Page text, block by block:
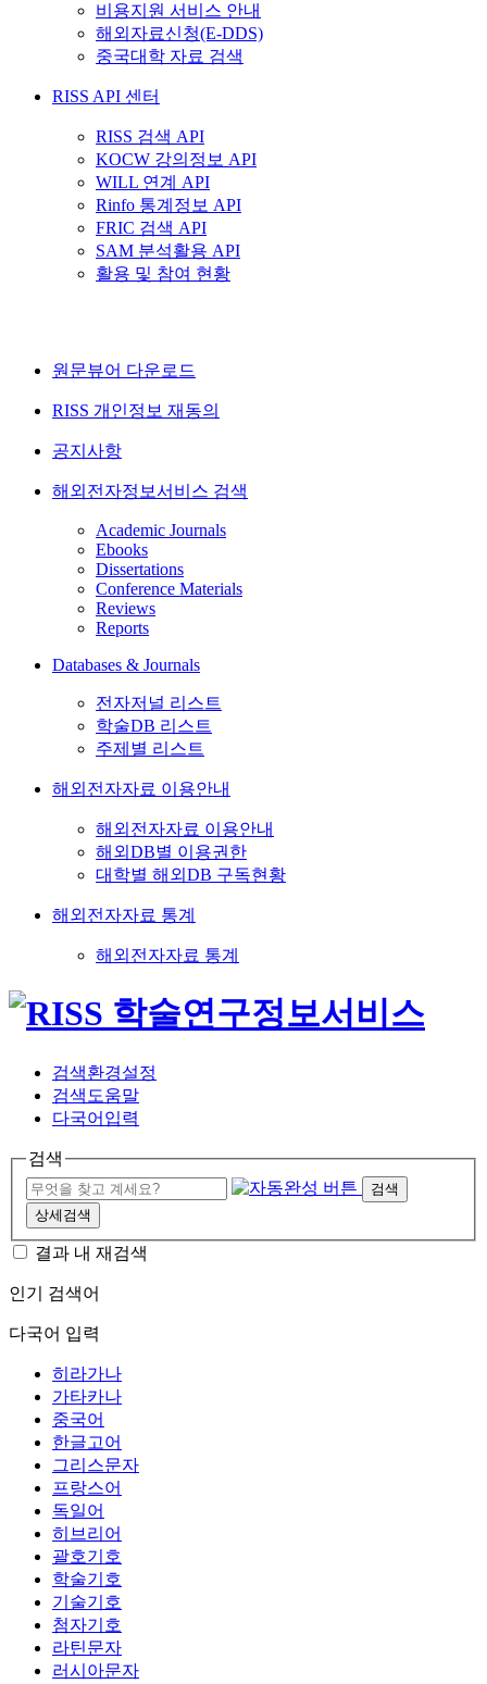
비용지원 서비스 안내
해외자료신청(E-DDS)
중국대학 자료 검색
RISS API 센터
RISS 검색 API
KOCW 강의정보 API
WILL 연계 API
Rinfo 통계정보 API
FRIC 검색 API
SAM 분석활용 API
활용 및 참여 현황
원문뷰어 다운로드
RISS 개인정보 재동의
공지사항
해외전자정보서비스 검색
Academic Journals
Ebooks
Dissertations
Conference Materials
Reviews
Reports
Databases & Journals
전자저널 리스트
학술DB 리스트
주제별 리스트
해외전자자료 이용안내
해외전자자료 이용안내
해외DB별 이용권한
대학별 해외DB 구독현황
해외전자자료 통계
해외전자자료 통계
검색환경설정
검색도움말
다국어입력
검색
검색
상세검색
결과 내 재검색
인기 검색어
다국어 입력
히라가나
가타카나
중국어
한글고어
그리스문자
프랑스어
독일어
히브리어
괄호기호
학술기호
기술기호
첨자기호
라틴문자
러시아문자